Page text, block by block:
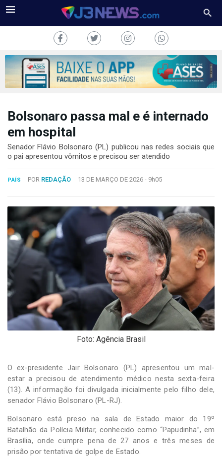
J3NEWS
COLUNAS
FALE
Copyright
2024
Desenvolvido
por
Hesea
Tecnologia
Sistemas
Bolsonaro passa mal e é internado
em hospital
Senador Flávio Bolsonaro (PL) publicou nas redes sociais que
o pai apresentou vômitos e precisou ser atendido
PAÍS POR REDAÇÃO 13 DE MARÇO DE 2026 - 9h05
Foto: Agência Brasil
O ex-presidente Jair Bolsonaro (PL) apresentou um mal-
estar a precisou de atendimento médico nesta sexta-feira
(13). A informação foi divulgada inicialmente pelo filho dele,
senador Flávio Bolsonaro (PL-RJ).
Bolsonaro está preso na sala de Estado maior do 19º
Batalhão da Polícia Militar, conhecido como “Papudinha”, em
Brasília, onde cumpre pena de 27 anos e três meses de
prisão por tentativa de golpe de Estado.